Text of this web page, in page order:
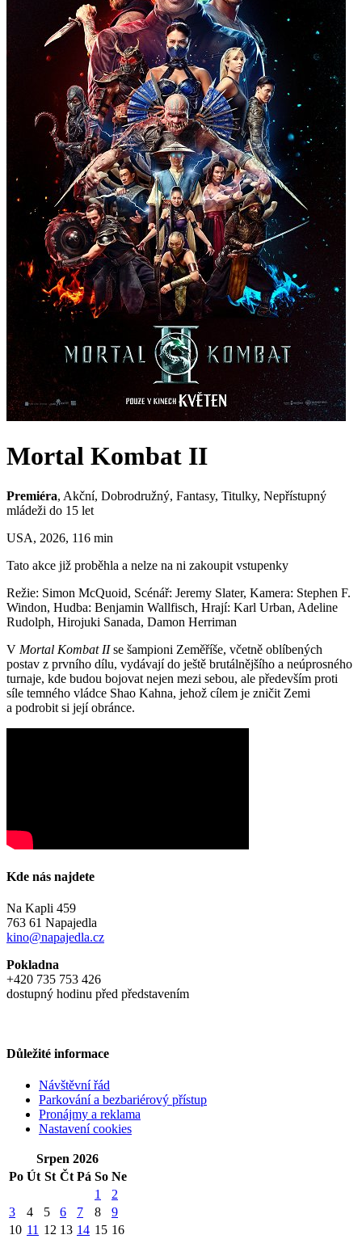
Mortal Kombat II
Premiéra, Akční, Dobrodružný, Fantasy, Titulky, Nepřístupný
mládeži do 15 let
USA, 2026, 116 min
Tato akce již proběhla a nelze na ni zakoupit vstupenky
Režie: Simon McQuoid, Scénář: Jeremy Slater, Kamera: Stephen F.
Windon, Hudba: Benjamin Wallfisch, Hrají: Karl Urban, Adeline
Rudolph, Hirojuki Sanada, Damon Herriman
V Mortal Kombat IIse šampioni Zeměříše, včetně oblíbených
postav z prvního dílu, vydávají do ještě brutálnějšího a neúprosného
turnaje, kde budou bojovat nejen mezi sebou, ale především proti
síle temného vládce Shao Kahna, jehož cílem je zničit Zemi
a podrobit si její obránce.
Kde nás najdete
Na Kapli 459
763 61 Napajedla
kino@napajedla.cz
Pokladna
+420 735 753 426
dostupný hodinu před představením
Důležité informace
Návštěvní řád
Parkování a bezbariérový přístup
Pronájmy a reklama
Nastavení cookies
Srpen 2026
Po Út St Čt Pá So Ne
1
2
3
4 5 6 7 8
9
10 11 12 13 14 15 16